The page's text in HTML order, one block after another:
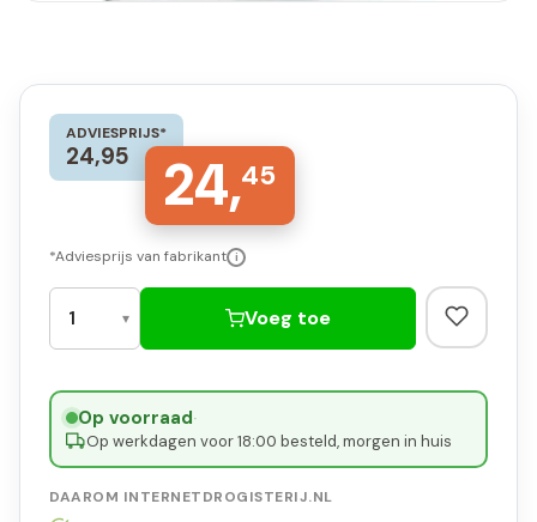
ADVIESPRIJS*
24,95 24,45
*Adviesprijs van fabrikant i
Voeg toe
Op voorraad·
Op werkdagen voor 18:00 besteld, morgen in huis
DAAROM INTERNETDROGISTERIJ.NL